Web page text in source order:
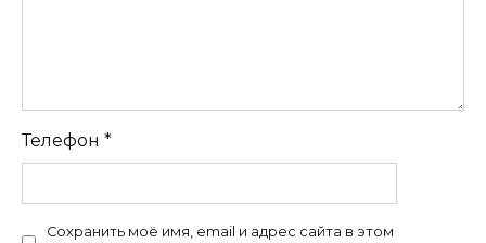
Телефон *
Сохранить моё имя, email и адрес сайта в этом